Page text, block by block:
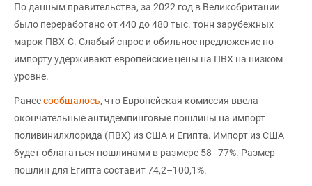
По данным правительства, за 2022 год в Великобритании
было переработано от 440 до 480 тыс. тонн зарубежных
марок ПВХ-С. Слабый спрос и обильное предложение по
импорту удерживают европейские цены на ПВХ на низком
уровне.
Ранеесообщалось, что Европейская комиссия ввела
окончательные антидемпинговые пошлины на импорт
поливинилхлорида (ПВХ) из США и Египта. Импорт из США
будет облагаться пошлинами в размере 58–77%. Размер
пошлин для Египта составит 74,2–100,1%.